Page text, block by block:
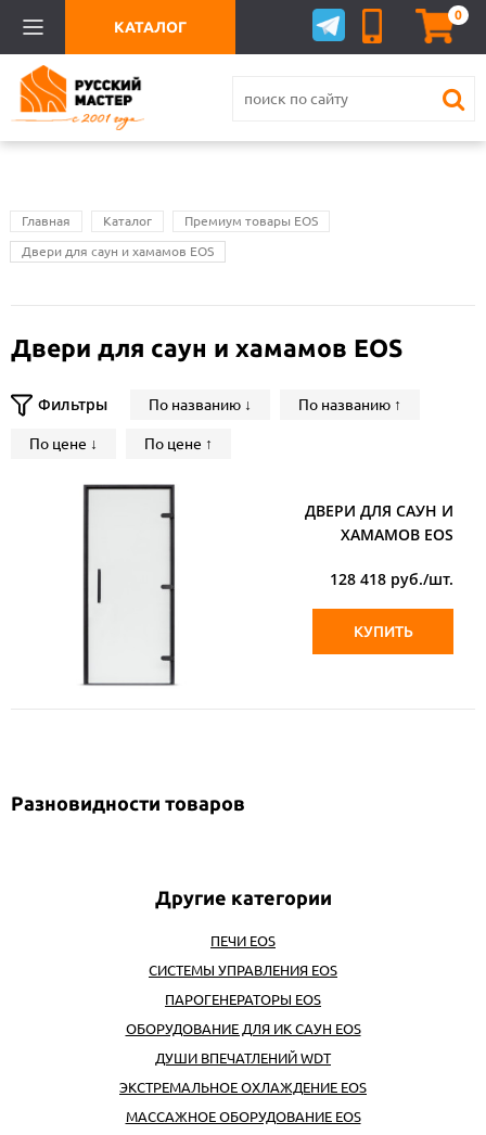
0
КАТАЛОГ
Главная Каталог Премиум товары EOS
Двери для саун и хамамов EOS
Двери для саун и хамамов EOS
Фильтры По названию ↓ По названию ↑
По цене ↓ По цене ↑
ДВЕРИ ДЛЯ САУН И
ХАМАМОВ EOS
128 418 руб./шт.
КУПИТЬ
Разновидности товаров
ПЕЧИ EOS
СИСТЕМЫ УПРАВЛЕНИЯ EOS
ПАРОГЕНЕРАТОРЫ EOS
ОБОРУДОВАНИЕ ДЛЯ ИК САУН EOS
ДУШИ ВПЕЧАТЛЕНИЙ WDT
ЭКСТРЕМАЛЬНОЕ ОХЛАЖДЕНИЕ EOS
МАССАЖНОЕ ОБОРУДОВАНИЕ EOS